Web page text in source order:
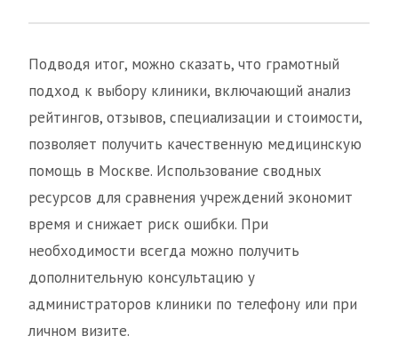
Подводя итог, можно сказать, что грамотный
подход к выбору клиники, включающий анализ
рейтингов, отзывов, специализации и стоимости,
позволяет получить качественную медицинскую
помощь в Москве. Использование сводных
ресурсов для сравнения учреждений экономит
время и снижает риск ошибки. При
необходимости всегда можно получить
дополнительную консультацию у
администраторов клиники по телефону или при
личном визите.